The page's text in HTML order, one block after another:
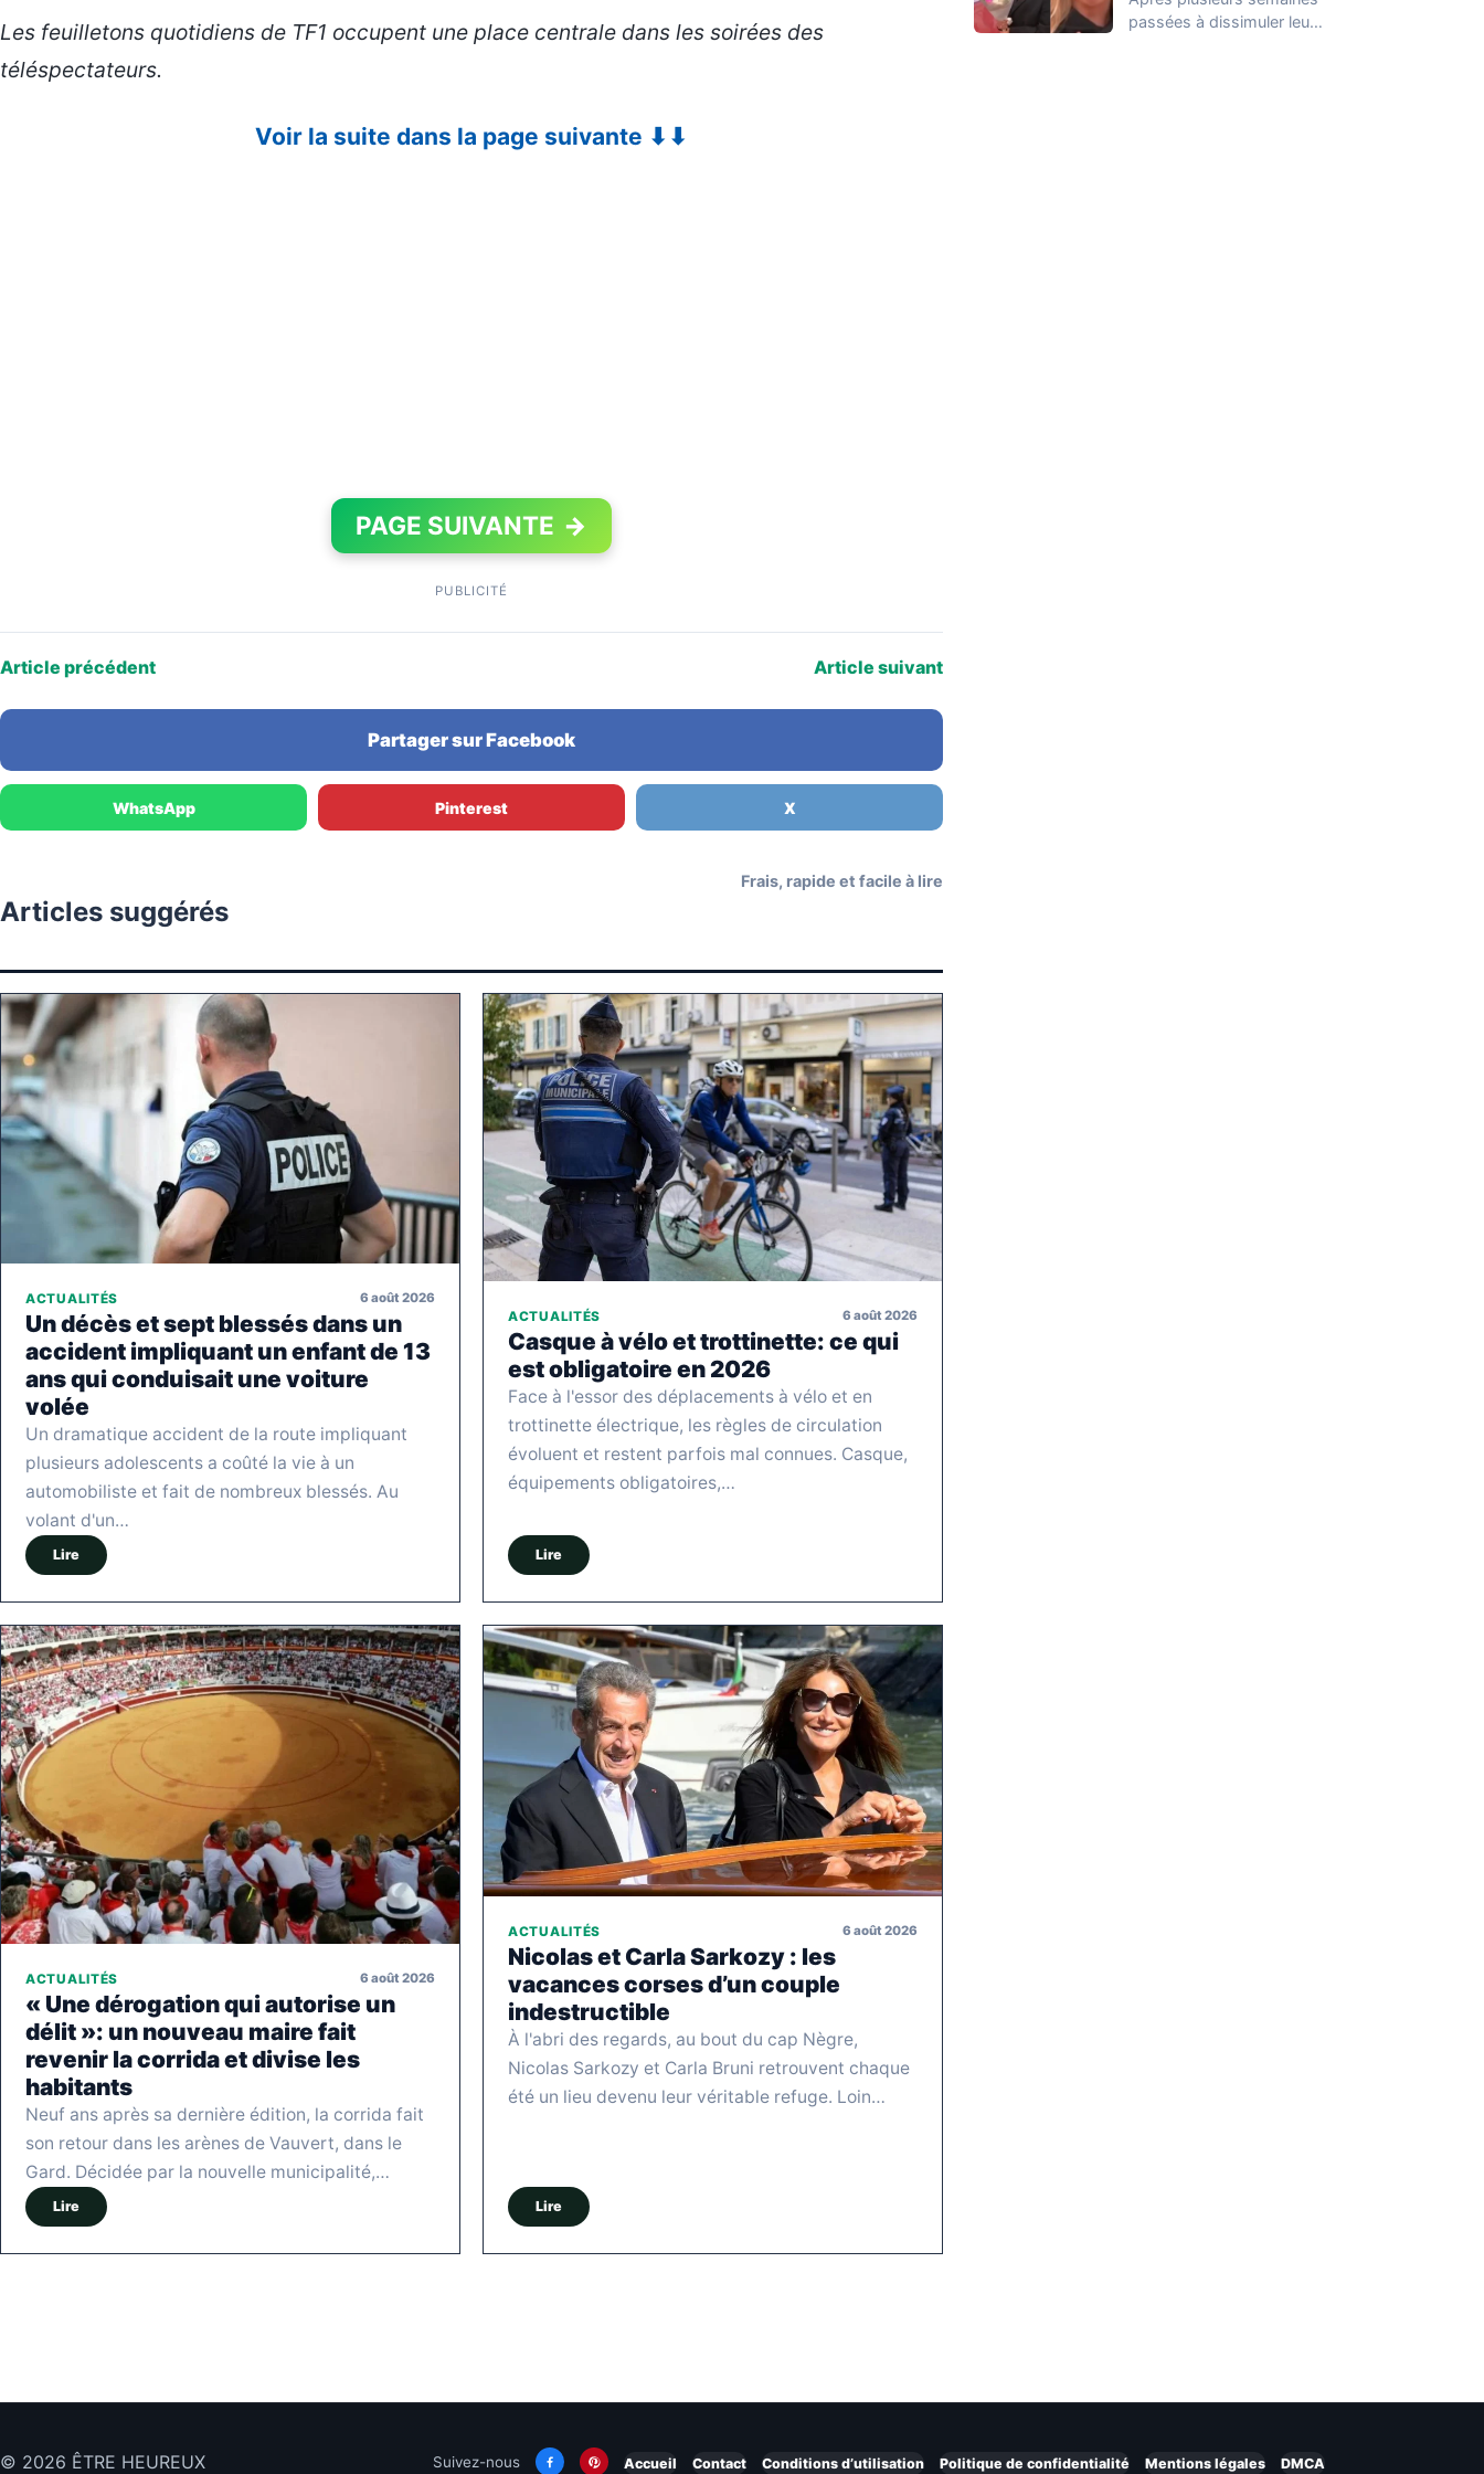
Les feuilletons quotidiens de TF1 occupent une place centrale dans les soirées des
téléspectateurs.
Voir la suite dans la page suivante ⬇⬇
PAGE SUIVANTE →
PUBLICITÉ
Article précédent Article suivant
Partager sur Facebook
WhatsApp Pinterest X
Articles suggérés
Frais, rapide et facile à lire
ACTUALITÉS 6 août 2026
Un décès et sept blessés dans un
accident impliquant un enfant de 13
ans qui conduisait une voiture
volée
Un dramatique accident de la route impliquant
plusieurs adolescents a coûté la vie à un
automobiliste et fait de nombreux blessés. Au
volant d'un…
Lire
ACTUALITÉS 6 août 2026
Casque à vélo et trottinette: ce qui
est obligatoire en 2026
Face à l'essor des déplacements à vélo et en
trottinette électrique, les règles de circulation
évoluent et restent parfois mal connues. Casque,
équipements obligatoires,…
Lire
ACTUALITÉS 6 août 2026
« Une dérogation qui autorise un
délit »: un nouveau maire fait
revenir la corrida et divise les
habitants
Neuf ans après sa dernière édition, la corrida fait
son retour dans les arènes de Vauvert, dans le
Gard. Décidée par la nouvelle municipalité,…
Lire
ACTUALITÉS 6 août 2026
Nicolas et Carla Sarkozy : les
vacances corses d’un couple
indestructible
À l'abri des regards, au bout du cap Nègre,
Nicolas Sarkozy et Carla Bruni retrouvent chaque
été un lieu devenu leur véritable refuge. Loin…
Lire
passées à dissimuler leur
© 2026 ÊTRE HEUREUX Suivez-nous Accueil Contact Conditions d’utilisation Politique de confidentialité Mentions légales DMCA